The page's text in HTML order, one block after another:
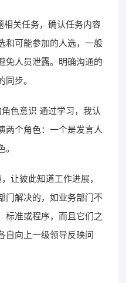
相关任务，确认任务内容
和可能参加的人选，一般
免人员泄露。明确沟通的
同步。
色意识 通过学习，我认
两个角色：一个是发言人
让彼此知道工作进展，
门解决的，如业务部门不
标准或程序，而且它们之
自向上一级领导反映问